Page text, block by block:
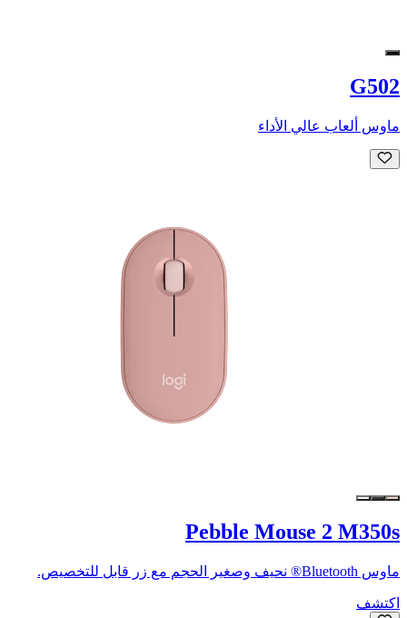
G502
ماوس ألعاب عالي الأداء
Pebble Mouse 2 M350s
ماوس Bluetooth® نحيف وصغير الحجم مع زر قابل للتخصيص.
اكتشف